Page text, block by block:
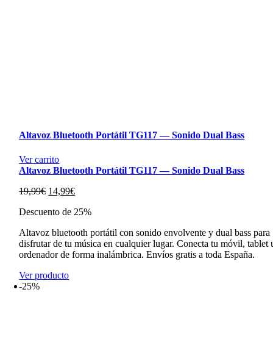
Altavoz Bluetooth Portátil TG117 — Sonido Dual Bass
Ver carrito
Altavoz Bluetooth Portátil TG117 — Sonido Dual Bass
19,99€ El
original
19,99€.
14,99€El
actual
14,99€.
Descuento de 25%
Altavoz bluetooth portátil con sonido envolvente y dual bass para
disfrutar de tu música en cualquier lugar. Conecta tu móvil, tablet
ordenador de forma inalámbrica. Envíos gratis a toda España.
Ver producto
-25%